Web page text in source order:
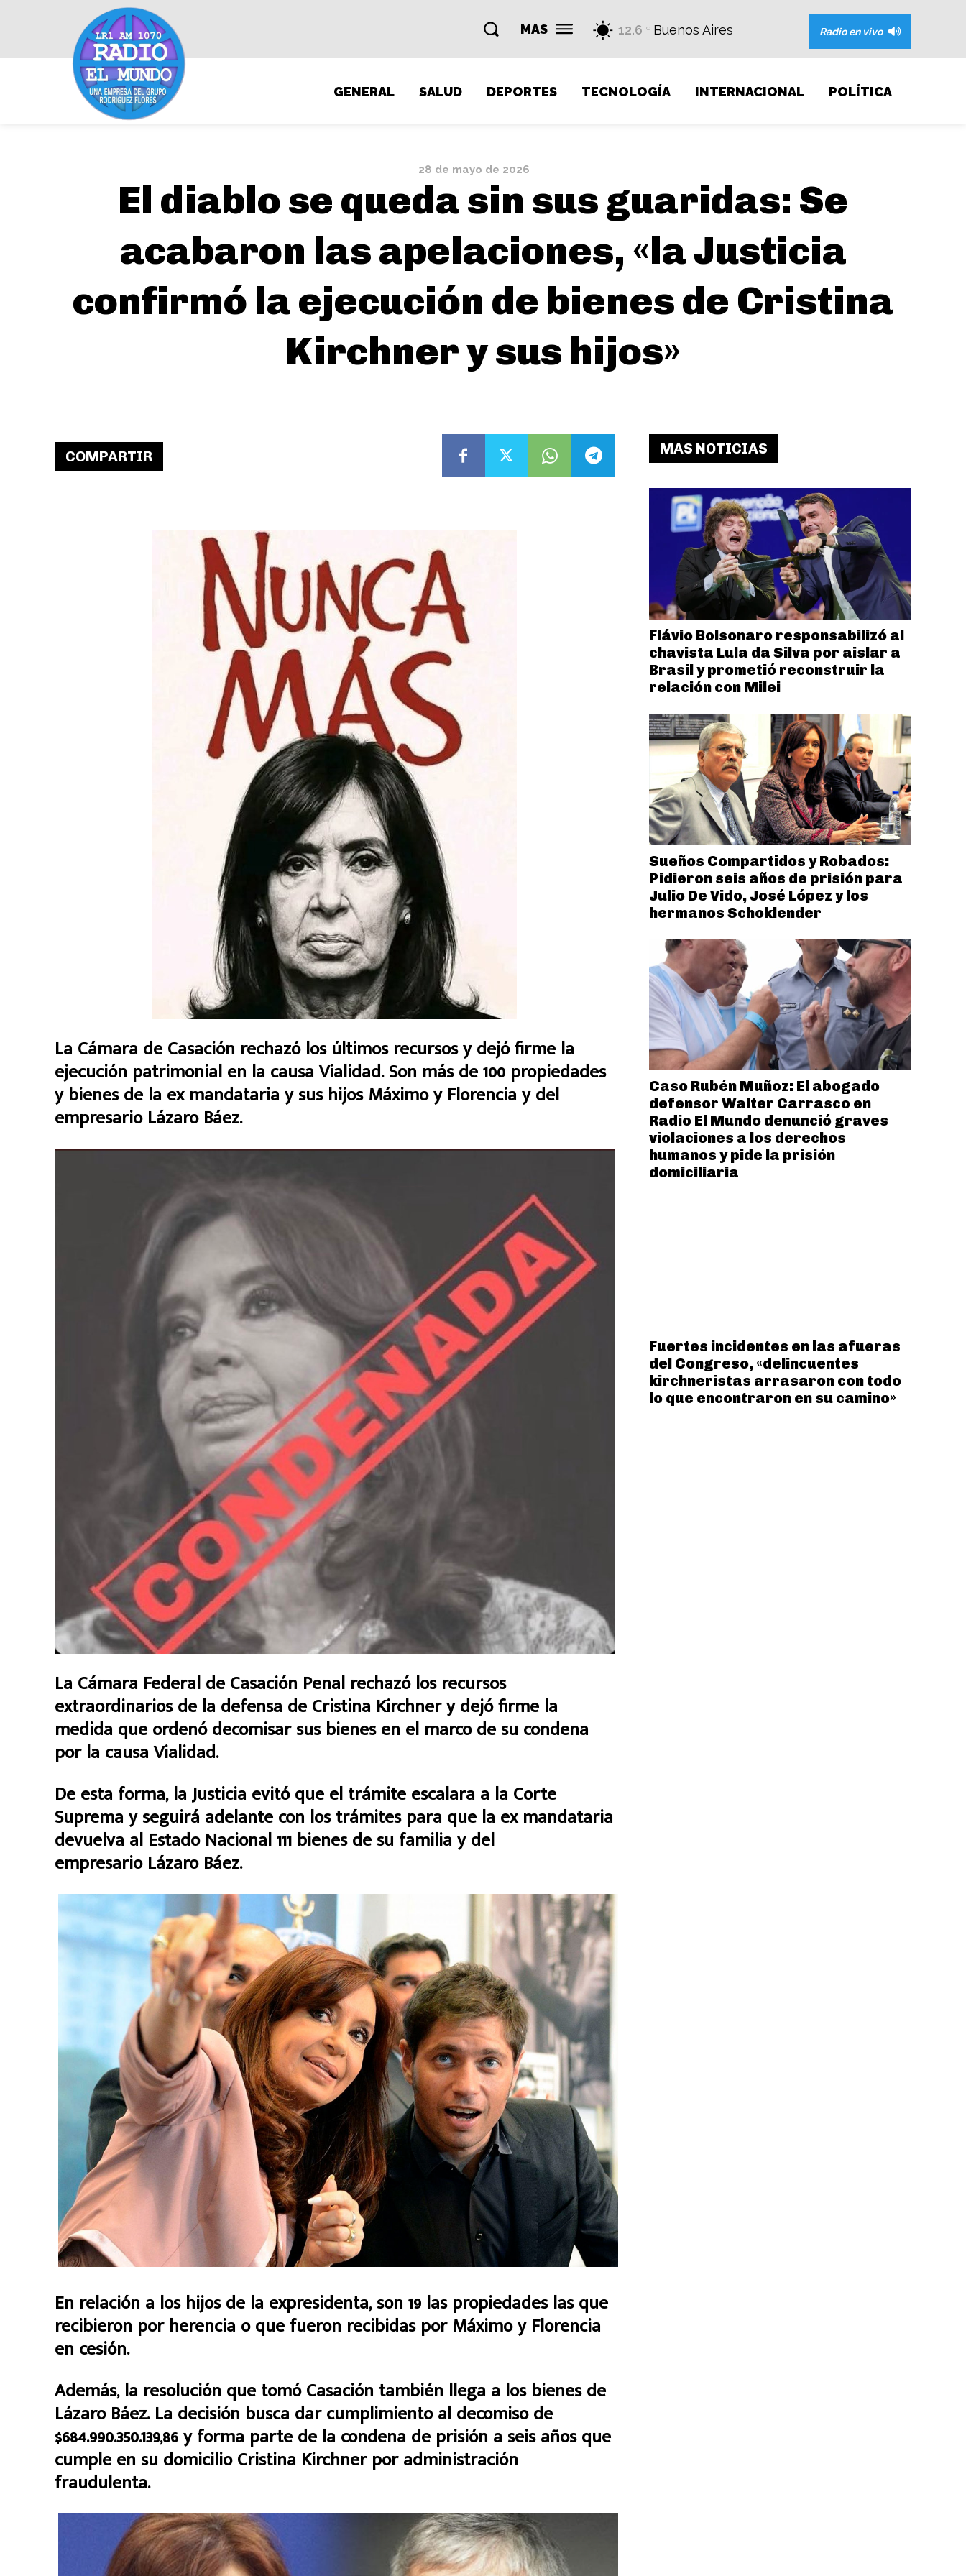
MAS 12.6 C Buenos Aires Radio en vivo
GENERAL SALUD DEPORTES TECNOLOGÍA INTERNACIONAL POLÍTICA
28 de mayo de 2026
El diablo se queda sin sus guaridas: Se
acabaron las apelaciones, «la Justicia
confirmó la ejecución de bienes de Cristina
Kirchner y sus hijos»
COMPARTIR
La Cámara de Casación rechazó los últimos recursos y dejó firme la
ejecución patrimonial en la causa Vialidad. Son más de 100 propiedades
y bienes de la ex mandataria y sus hijos Máximo y Florencia y del
empresario Lázaro Báez.
La Cámara Federal de Casación Penal rechazó los recursos
extraordinarios de la defensa de Cristina Kirchner y dejó firme la
medida que ordenó decomisar sus bienes en el marco de su condena
por la causa Vialidad.
De esta forma, la Justicia evitó que el trámite escalara a la Corte
Suprema y seguirá adelante con los trámites para que la ex mandataria
devuelva al Estado Nacional 111 bienes de su familia y del
empresario Lázaro Báez.
En relación a los hijos de la expresidenta, son 19 las propiedades las que
recibieron por herencia o que fueron recibidas por Máximo y Florencia
en cesión.
Además, la resolución que tomó Casación también llega a los bienes de
Lázaro Báez. La decisión busca dar cumplimiento al decomiso de
$684.990.350.139,86 y forma parte de la condena de prisión a seis años que
cumple en su domicilio Cristina Kirchner por administración
fraudulenta.
MAS NOTICIAS
Flávio Bolsonaro responsabilizó al
chavista Lula da Silva por aislar a
Brasil y prometió reconstruir la
relación con Milei
Sueños Compartidos y Robados:
Pidieron seis años de prisión para
Julio De Vido, José López y los
hermanos Schoklender
Caso Rubén Muñoz: El abogado
defensor Walter Carrasco en
Radio El Mundo denunció graves
violaciones a los derechos
humanos y pide la prisión
domiciliaria
Fuertes incidentes en las afueras
del Congreso, «delincuentes
kirchneristas arrasaron con todo
lo que encontraron en su camino»